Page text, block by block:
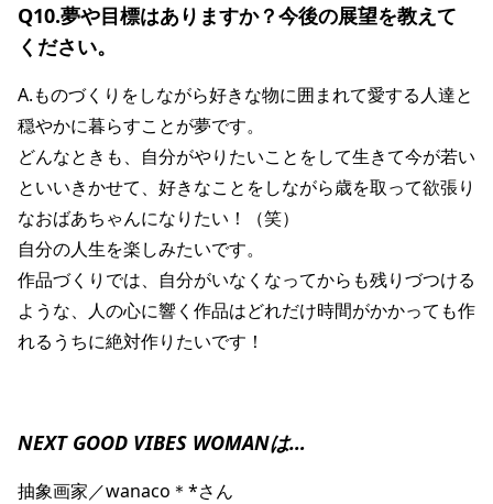
Q10.夢や目標はありますか？今後の展望を教えて
ください。
A.ものづくりをしながら好きな物に囲まれて愛する人達と
穏やかに暮らすことが夢です。
どんなときも、自分がやりたいことをして生きて今が若い
といいきかせて、好きなことをしながら歳を取って欲張り
なおばあちゃんになりたい！（笑）
自分の人生を楽しみたいです。
作品づくりでは、自分がいなくなってからも残りづつける
ような、人の心に響く作品はどれだけ時間がかかっても作
れるうちに絶対作りたいです！
NEXT GOOD VIBES WOMANは…
抽象画家／wanaco＊*さん